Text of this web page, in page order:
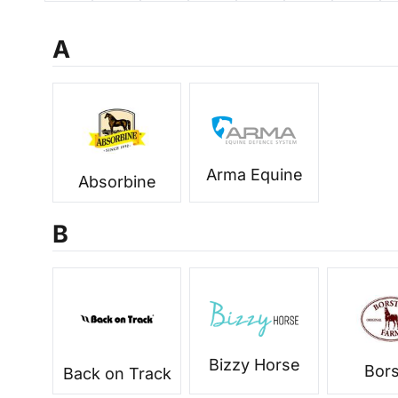
A
Absorbine Arma Equine
B
Back on Track Bizzy Horse